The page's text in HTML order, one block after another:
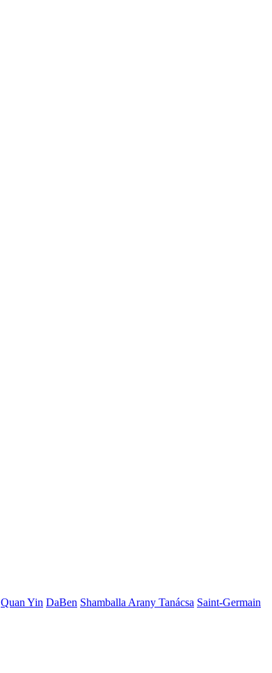
Quan Yin DaBen Shamballa Arany Tanácsa Saint-Germain